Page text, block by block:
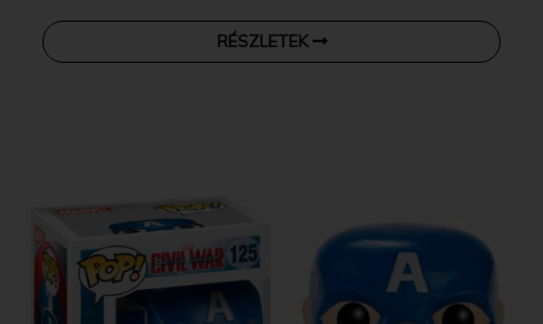
RÉSZLETEK